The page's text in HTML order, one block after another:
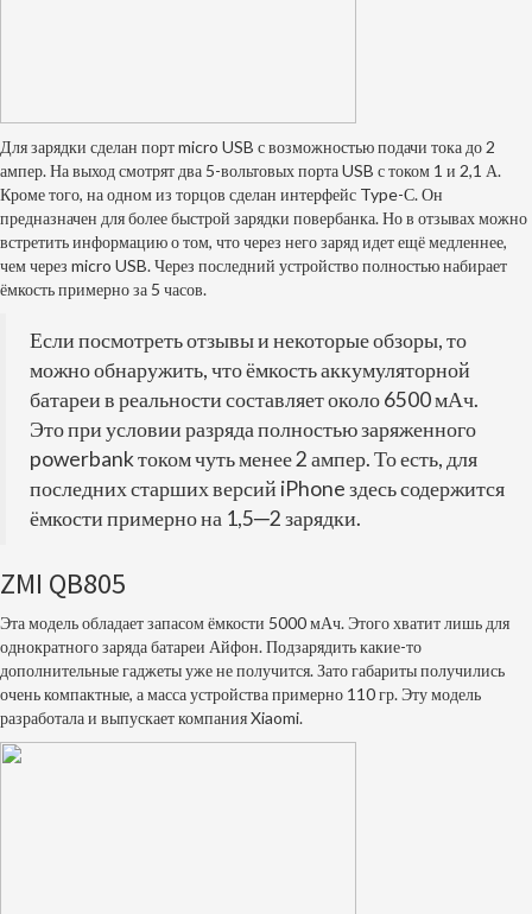
Для зарядки сделан порт micro USB с возможностью подачи тока до 2
ампер. На выход смотрят два 5-вольтовых порта USB с током 1 и 2,1 А.
Кроме того, на одном из торцов сделан интерфейс Type-С. Он
предназначен для более быстрой зарядки повербанка. Но в отзывах можно
встретить информацию о том, что через него заряд идет ещё медленнее,
чем через micro USB. Через последний устройство полностью набирает
ёмкость примерно за 5 часов.
Если посмотреть отзывы и некоторые обзоры, то
можно обнаружить, что ёмкость аккумуляторной
батареи в реальности составляет около 6500 мАч.
Это при условии разряда полностью заряженного
powerbank током чуть менее 2 ампер. То есть, для
последних старших версий iPhone здесь содержится
ёмкости примерно на 1,5─2 зарядки.
ZMI QB805
Эта модель обладает запасом ёмкости 5000 мАч. Этого хватит лишь для
однократного заряда батареи Айфон. Подзарядить какие-то
дополнительные гаджеты уже не получится. Зато габариты получились
очень компактные, а масса устройства примерно 110 гр. Эту модель
разработала и выпускает компания Xiaomi.